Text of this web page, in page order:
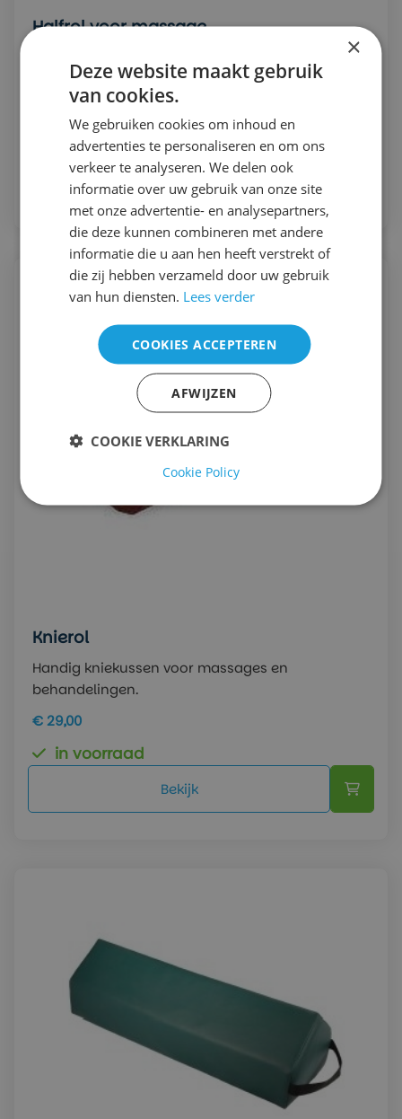
Halfrol voor massage
massagedoeleinden.
in voorraad
Bekijk
Knierol
Handig kniekussen voor massages en
behandelingen.
€ 29,00
in voorraad
Bekijk
×
Deze website maakt gebruik
van cookies.
We gebruiken cookies om inhoud en
advertenties te personaliseren en om ons
verkeer te analyseren. We delen ook
informatie over uw gebruik van onze site
met onze advertentie- en analysepartners,
die deze kunnen combineren met andere
informatie die u aan hen heeft verstrekt of
die zij hebben verzameld door uw gebruik
van hun diensten. Lees verder
COOKIES ACCEPTEREN
AFWIJZEN
COOKIE VERKLARING
Cookie Policy